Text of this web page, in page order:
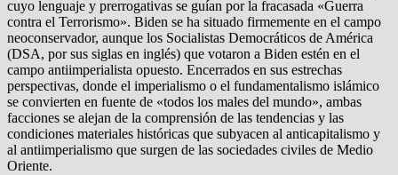
cuyo lenguaje y prerrogativas se guían por la fracasada «Guerra
contra el Terrorismo». Biden se ha situado firmemente en el campo
neoconservador, aunque los Socialistas Democráticos de América
(DSA, por sus siglas en inglés) que votaron a Biden estén en el
campo antiimperialista opuesto. Encerrados en sus estrechas
perspectivas, donde el imperialismo o el fundamentalismo islámico
se convierten en fuente de «todos los males del mundo», ambas
facciones se alejan de la comprensión de las tendencias y las
condiciones materiales históricas que subyacen al anticapitalismo y
al antiimperialismo que surgen de las sociedades civiles de Medio
Oriente.